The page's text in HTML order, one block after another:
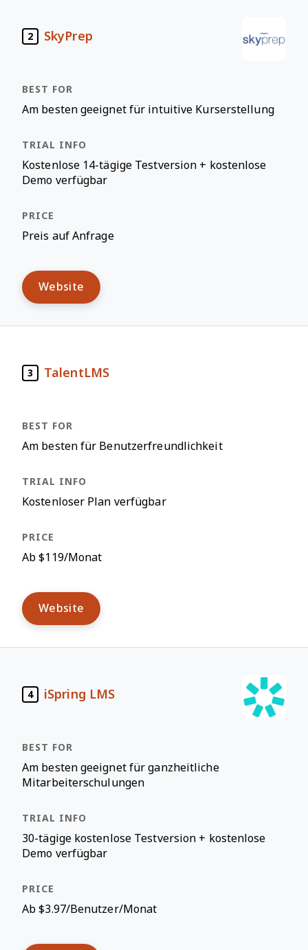
2 SkyPrep
Am besten geeignet für intuitive Kurserstellung
Kostenlose 14-tägige Testversion + kostenlose
Demo verfügbar
Preis auf Anfrage
Website
3 TalentLMS
Am besten für Benutzerfreundlichkeit
Kostenloser Plan verfügbar
Ab $119/Monat
Website
4 iSpring LMS
Am besten geeignet für ganzheitliche
Mitarbeiterschulungen
30-tägige kostenlose Testversion + kostenlose
Demo verfügbar
Ab $3.97/Benutzer/Monat